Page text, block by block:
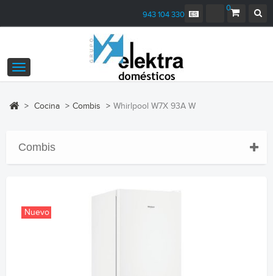
0
943 104 330
Navegación
Toggle
> Cocina > Combis > Whirlpool W7X 93A W
Combis
Nuevo